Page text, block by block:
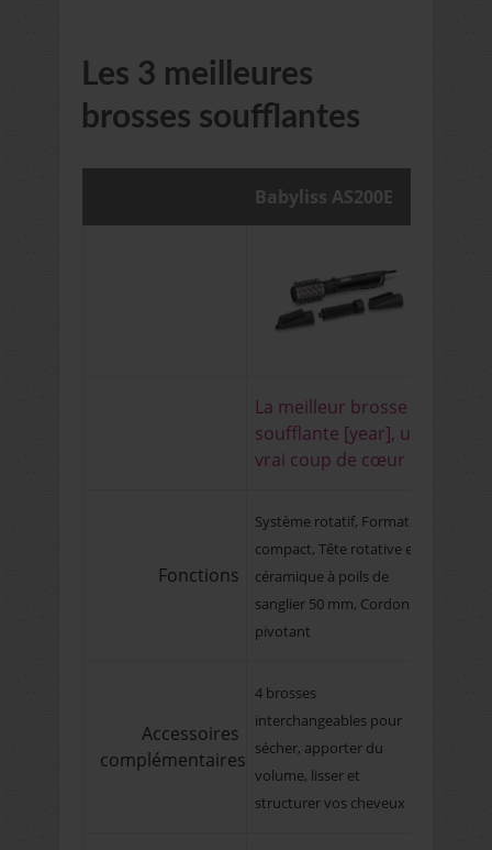
Les 3 meilleures
brosses soufflantes
Babyliss AS200E
La meilleur brosse
soufflante [year], un
vrai coup de cœur !
Fonctions
Système rotatif, Format
compact, Tête rotative en
céramique à poils de
sanglier 50 mm, Cordon
pivotant
Accessoires
complémentaires
4 brosses
interchangeables pour
sécher, apporter du
volume, lisser et
structurer vos cheveux